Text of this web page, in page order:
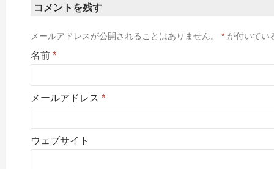
コメントを残す
メールアドレスが公開されることはありません。 * が付いてい
名前 *
メールアドレス *
ウェブサイト